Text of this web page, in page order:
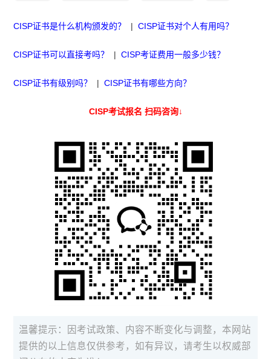
CISP证书是什么机构颁发的？ |CISP证书对个人有用吗？
CISP证书可以直接考吗？ |CISP考证费用一般多少钱？
CISP证书有级别吗？ |CISP证书有哪些方向？
CISP考试报名 扫码咨询↓
温馨提示：因考试政策、内容不断变化与调整，本网站
提供的以上信息仅供参考，如有异议，请考生以权威部